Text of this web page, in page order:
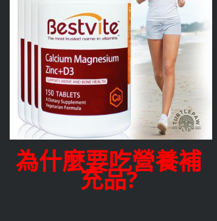
為什麼要吃營養補
充品?